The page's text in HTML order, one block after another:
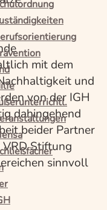
mit dem
und
von der IGH
dahingehend
beider Partner
Stiftung
sinnvoll